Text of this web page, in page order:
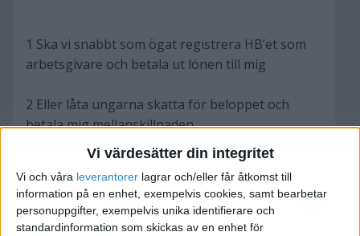
Vi värdesätter din integritet
Vi och våra leverantorer lagrar och/eller får åtkomst till
information på en enhet, exempelvis cookies, samt bearbetar
personuppgifter, exempelvis unika identifierare och
standardinformation som skickas av en enhet för
1 Ska vi snabbt som ögat registrera HB’et som
arbetsgivare och betala ut lönen till mig
2 Eller låta ungarna skatta för beloppet och
betala mig mellanskillnaden.
Inget av alternativen utlöser någon statlig skatt.